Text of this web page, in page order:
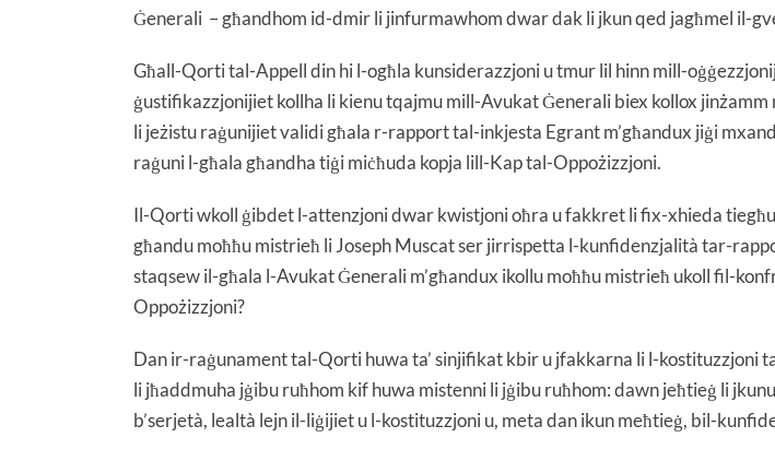
Ġenerali – għandhom id-dmir li jinfurmawhom dwar dak li jkun qed jagħmel il-
Għall-Qorti tal-Appell din hi l-ogħla kunsiderazzjoni u tmur lil hinn mill-
ġustifikazzjonijiet kollha li kienu tqajmu mill-Avukat Ġenerali biex kollox
li jeżistu raġunijiet validi għala r-rapport tal-inkjesta Egrant m’għandux jiġi
raġuni l-għala għandha tiġi miċħuda kopja lill-Kap tal-Oppożizzjoni.
Il-Qorti wkoll ġibdet l-attenzjoni dwar kwistjoni oħra u fakkret li fix-xhieda
għandu moħħu mistrieħ li Joseph Muscat ser jirrispetta l-kunfidenzjalità tar-
staqsew il-għala l-Avukat Ġenerali m’għandux ikollu moħħu mistrieħ ukoll fil-
Oppożizzjoni?
Dan ir-raġunament tal-Qorti huwa ta’ sinjifikat kbir u jfakkarna li l-kostituzzjoni
li jħaddmuha jġibu ruħhom kif huwa mistenni li jġibu ruħhom: dawn jeħtieġ li
b’serjetà, lealtà lejn il-liġijiet u l-kostituzzjoni u, meta dan ikun meħtieġ, bil-